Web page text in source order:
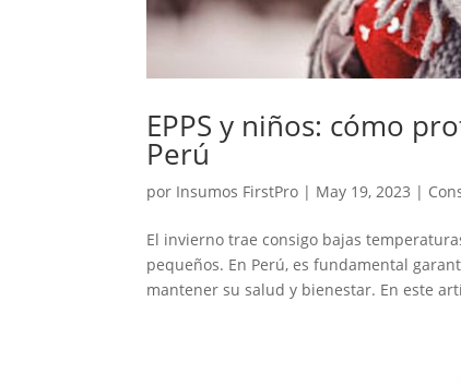
EPPS y niños: cómo
Perú
por Insumos FirstPro | May 19, 2023 |
El invierno trae consigo bajas
pequeños. En Perú, es fundamental
mantener su salud y bienestar. En este